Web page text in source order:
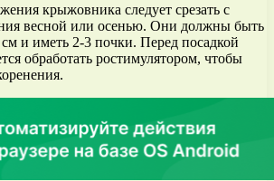
крыжовника следует срезать с
весной или осенью. Они должны быть
и иметь 2-3 почки. Перед посадкой
обработать ростимулятором, чтобы